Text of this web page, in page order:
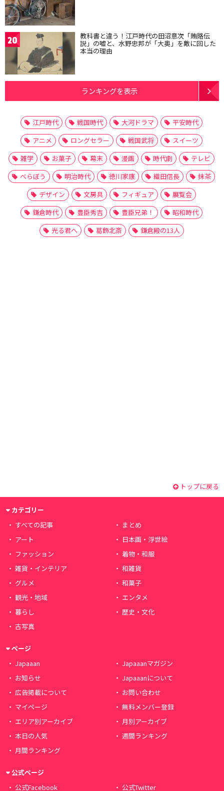
20 教科書と違う！江戸時代の田沼意次「賄賂伝
説」の嘘と、水野忠邦が「大奥」を敵に回した
本当の理由
ランキングを表示
江戸時代 戦国時代 大河ドラマ
平安時代
アニメ
ロングセラー 戦国武将
スイーツ
雑学
お菓子 幕末 漫画 時代劇
テレビ
べらぼう
明治時代 徳川家康 織田信長
抹茶
デザイン
文房具 フィギュア
展覧会
鎌倉時代
豊臣秀吉 豊臣兄弟！
昭和時代
光る君へ
葛飾北斎 鎌倉殿の13人
トップに戻る
カテゴリー
すべての記事
まとめ
アート
日本画・浮世絵
ファッション
着物・和服
雑貨・インテリア
和雑貨
グルメ
和菓子
観光・地域
エンタメ
暮らし
歴史・文化
古写真
ページ
Japaaan
Japaaanマガジン
お知らせ
Japaaanについて
広告掲載について
お問い合わせ
マイページ
無料メンバー登録
エリア別アーカイブ
月別アーカイブ
本日の人気
週間ランキング
月間ランキング
公式ページ
公式Facebook
公式Twitter